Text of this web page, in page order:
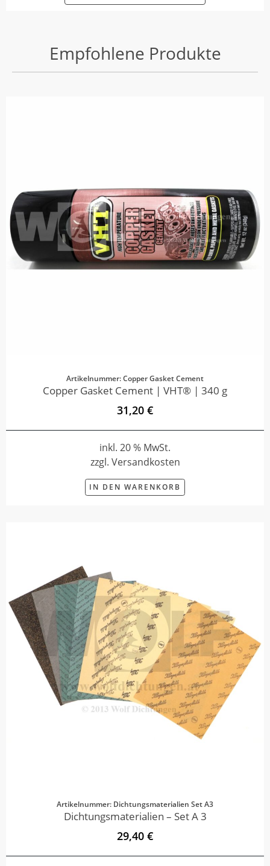
Empfohlene Produkte
Artikelnummer: Copper Gasket Cement
Copper Gasket Cement | VHT® | 340 g
31,20 €
inkl. 20 % MwSt.
zzgl. Versandkosten
IN DEN WARENKORB
Artikelnummer: Dichtungsmaterialien Set A3
Dichtungsmaterialien – Set A 3
29,40 €